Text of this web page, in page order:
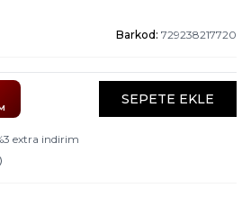
Barkod: 729238217720
SEPETE EKLE
3 extra indirim